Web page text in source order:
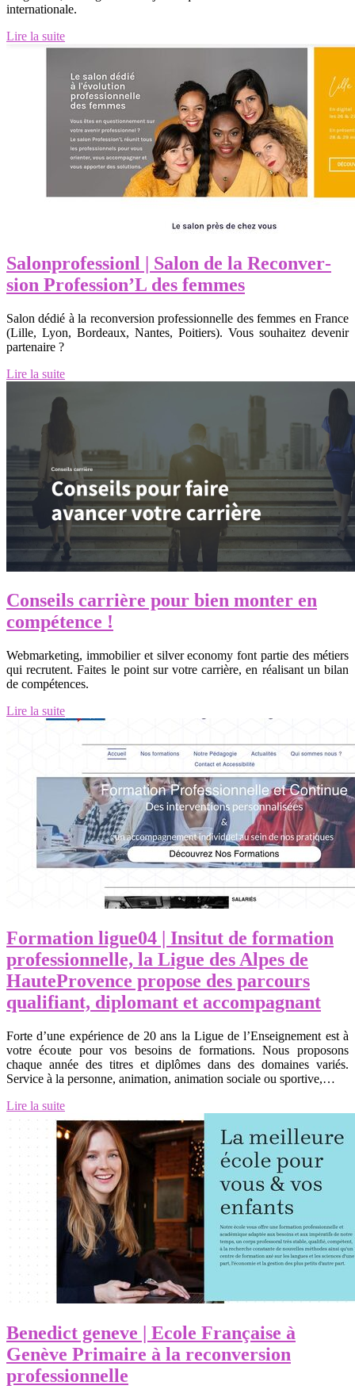
internationale.
Lire la suite
Sa­lonprofes­sionl | Salon de la Re­con­ver­
sion Profession’L des femmes
Salon dédié à la reconversion professionnelle des femmes en France
(Lille, Lyon, Bordeaux, Nantes, Poitiers). Vous souhaitez devenir
partenaire ?
Lire la suite
Conseils carrière pour bien monter en
compétence !
Webmarketing, immobilier et silver economy font partie des métiers
qui recrutent. Faites le point sur votre carrière, en réalisant un bilan
de compétences.
Lire la suite
Formation ligue04 | Insitut de formation
profes­sionnel­le, la Ligue des Alpes de
HauteProvence propose des parcours
qualifiant, diplomant et accom­pag­nant
Forte d’une expérience de 20 ans la Ligue de l’Enseignement est à
votre écoute pour vos besoins de formations. Nous proposons
chaque année des titres et diplômes dans des domaines variés.
Service à la personne, animation, animation sociale ou sportive,…
Lire la suite
Benedict geneve | Ecole Française à
Genève Primaire à la re­con­ver­sion
profes­sionnel­le